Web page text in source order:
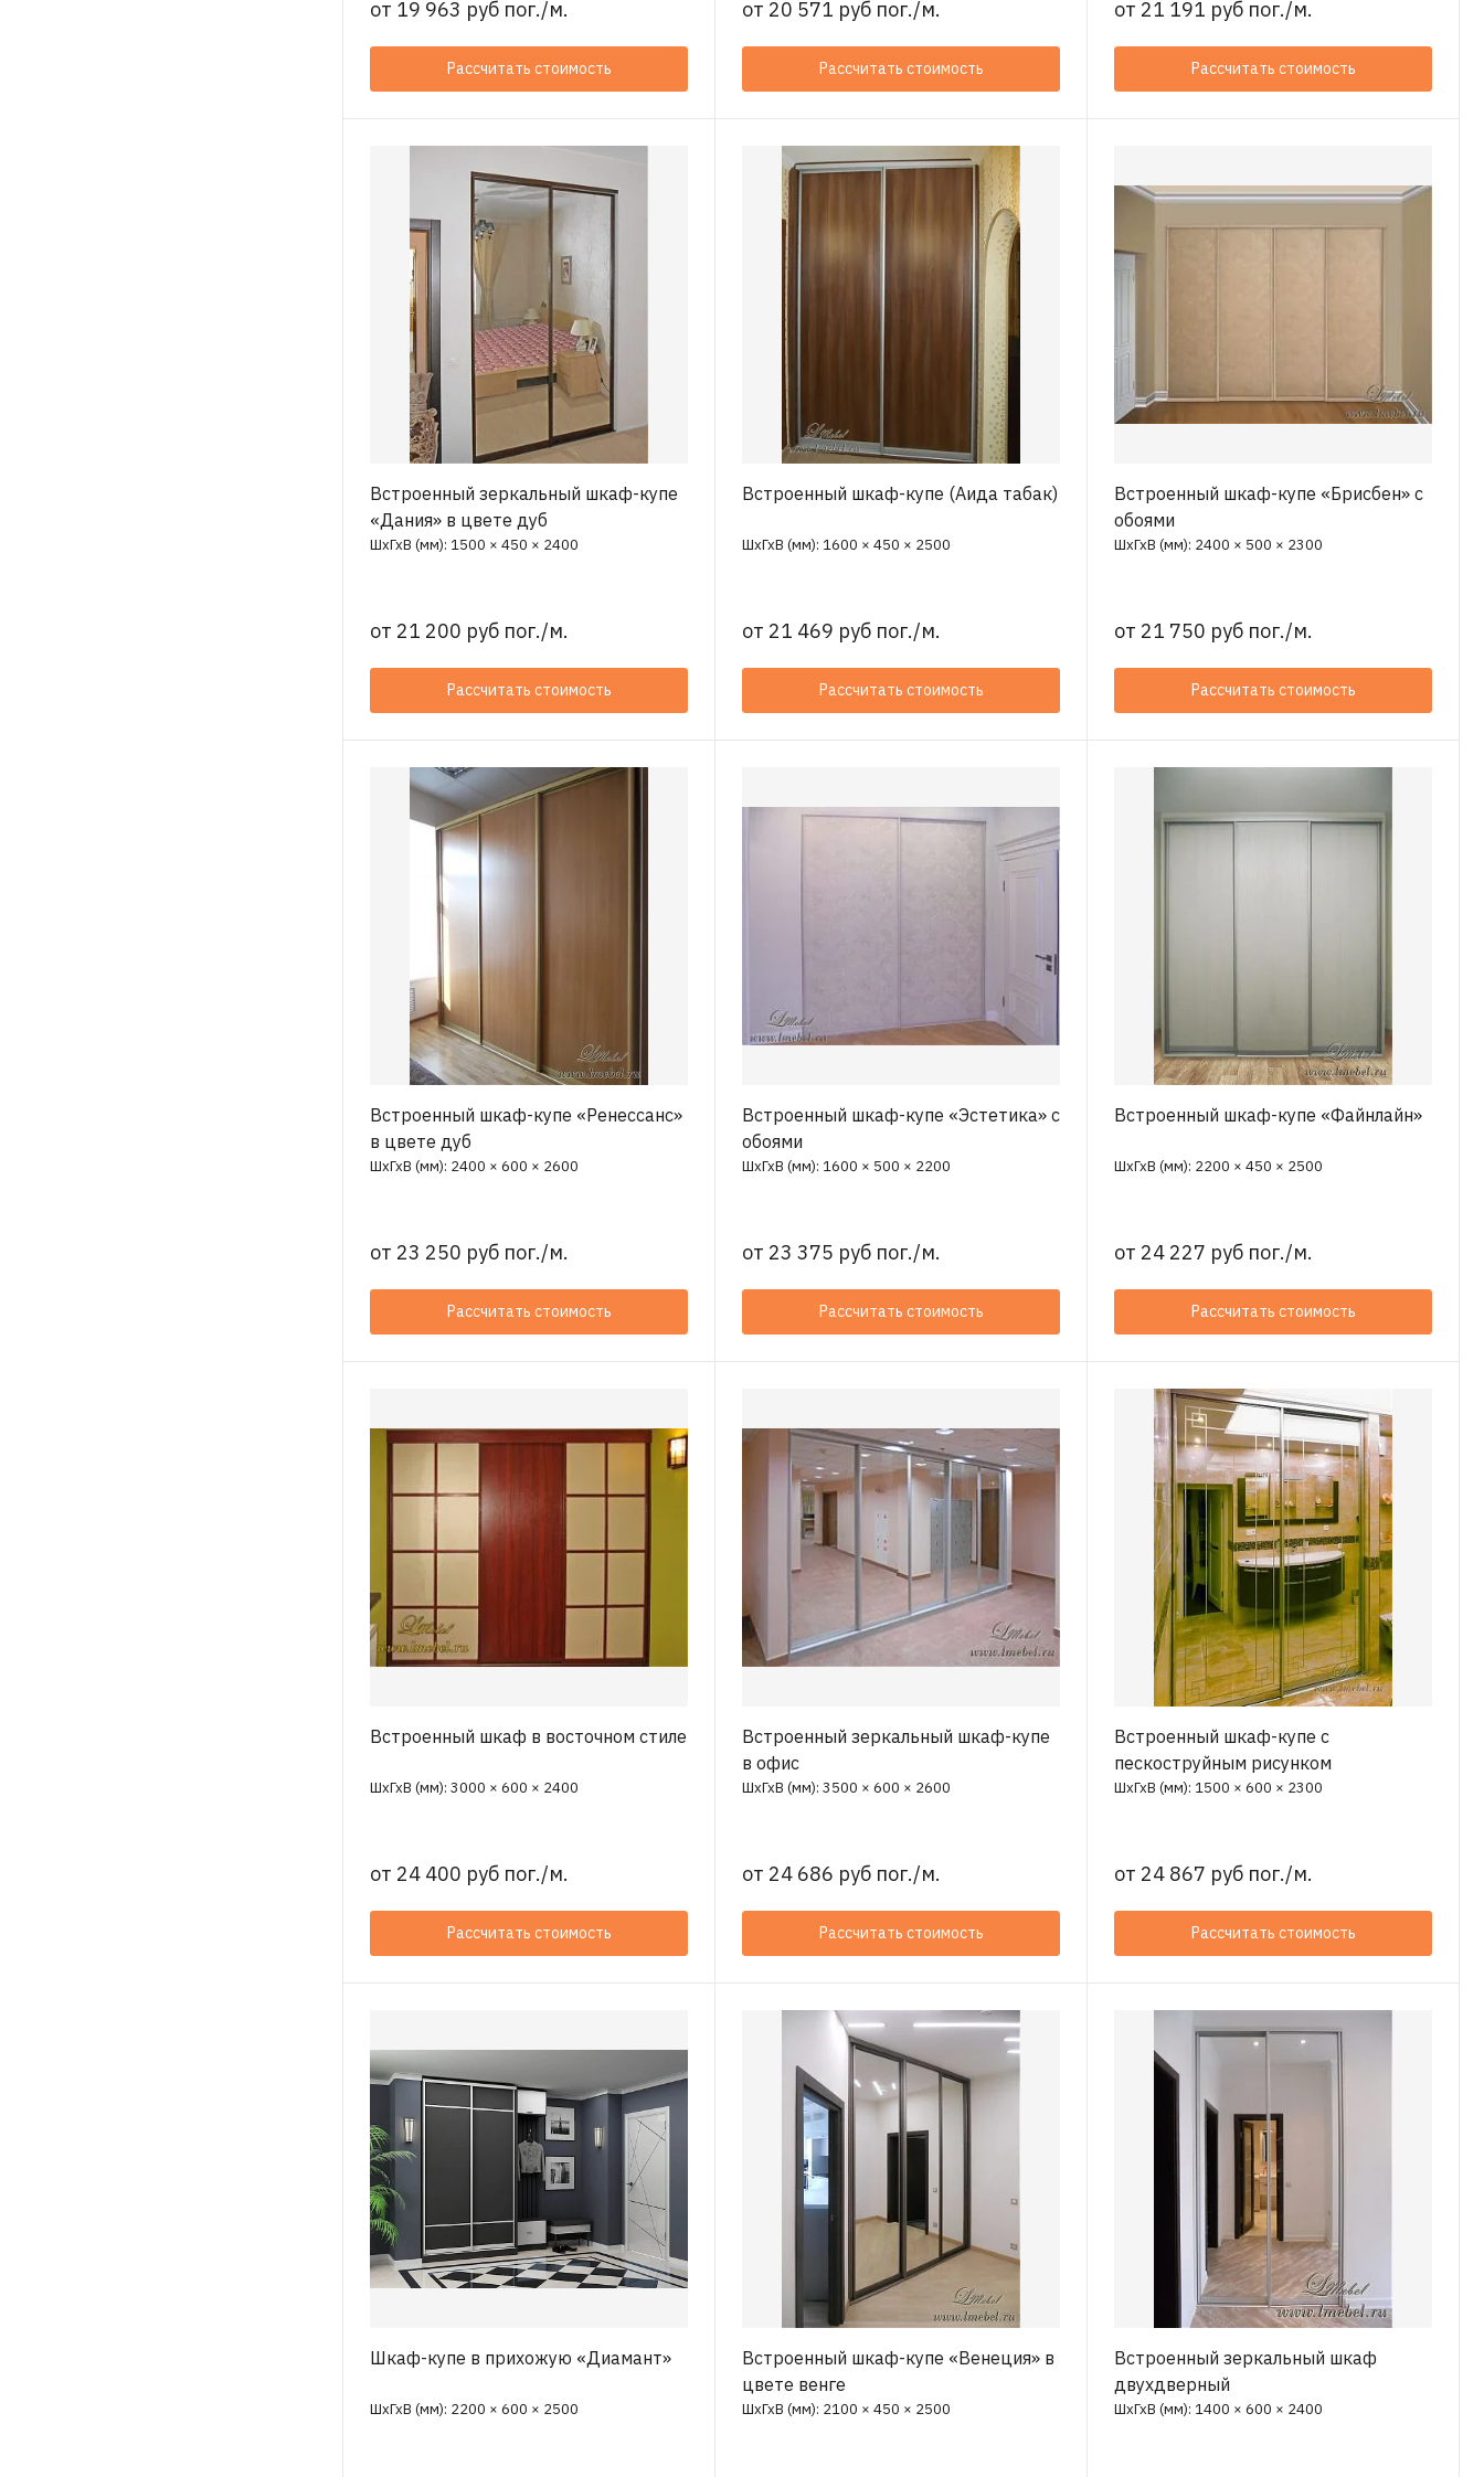
от 19 963 руб пог./м.
Рассчитать стоимость
от 20 571 руб пог./м.
Рассчитать стоимость
от 21 191 руб пог./м.
Рассчитать стоимость
Встроенный зеркальный шкаф-купе
«Дания» в цвете дуб
ШхГхВ (мм): 1500 × 450 × 2400
от 21 200 руб пог./м.
Рассчитать стоимость
Встроенный шкаф-купе (Аида табак)
ШхГхВ (мм): 1600 × 450 × 2500
от 21 469 руб пог./м.
Рассчитать стоимость
Встроенный шкаф-купе «Брисбен» с
обоями
ШхГхВ (мм): 2400 × 500 × 2300
от 21 750 руб пог./м.
Рассчитать стоимость
Встроенный шкаф-купе «Ренессанс»
в цвете дуб
ШхГхВ (мм): 2400 × 600 × 2600
от 23 250 руб пог./м.
Рассчитать стоимость
Встроенный шкаф-купе «Эстетика» с
обоями
ШхГхВ (мм): 1600 × 500 × 2200
от 23 375 руб пог./м.
Рассчитать стоимость
Встроенный шкаф-купе «Файнлайн»
ШхГхВ (мм): 2200 × 450 × 2500
от 24 227 руб пог./м.
Рассчитать стоимость
Встроенный шкаф в восточном стиле
ШхГхВ (мм): 3000 × 600 × 2400
от 24 400 руб пог./м.
Рассчитать стоимость
Встроенный зеркальный шкаф-купе
в офис
ШхГхВ (мм): 3500 × 600 × 2600
от 24 686 руб пог./м.
Рассчитать стоимость
Встроенный шкаф-купе с
пескоструйным рисунком
ШхГхВ (мм): 1500 × 600 × 2300
от 24 867 руб пог./м.
Рассчитать стоимость
Шкаф-купе в прихожую «Диамант»
ШхГхВ (мм): 2200 × 600 × 2500
Встроенный шкаф-купе «Венеция» в
цвете венге
ШхГхВ (мм): 2100 × 450 × 2500
Встроенный зеркальный шкаф
двухдверный
ШхГхВ (мм): 1400 × 600 × 2400